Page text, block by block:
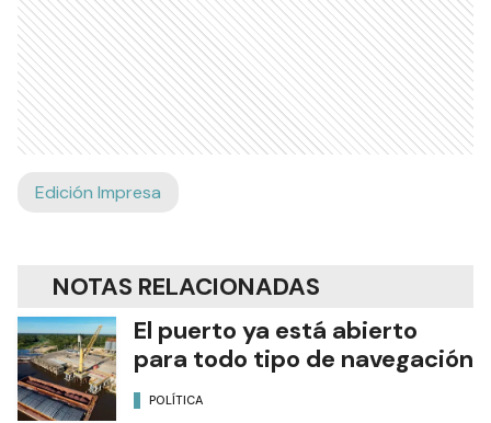
Edición Impresa
NOTAS RELACIONADAS
El puerto ya está abierto
para todo tipo de navegación
POLÍTICA